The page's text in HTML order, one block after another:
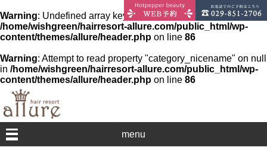
Warning: Undefined array key 0 in
/home/wishgreen/hairresort-allure.com/public_html/wp-
content/themes/allure/header.php on line 86
Warning: Attempt to read property "category_nicename" on null
in /home/wishgreen/hairresort-allure.com/public_html/wp-
content/themes/allure/header.php on line 86
menu